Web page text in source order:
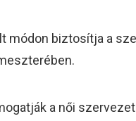
módon biztosítja a
a női